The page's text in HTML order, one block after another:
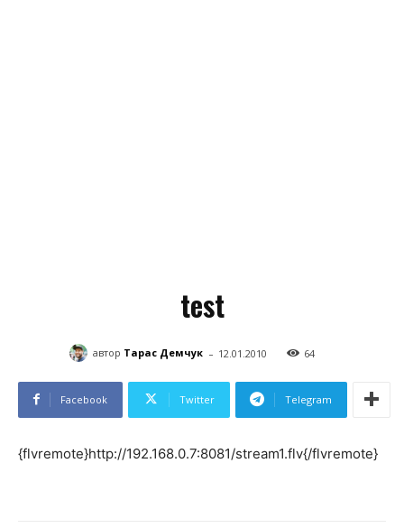
test
автор Тарас Демчук - 12.01.2010 64
Facebook Twitter Telegram
{flvremote}http://192.168.0.7:8081/stream1.flv{/flvremote}